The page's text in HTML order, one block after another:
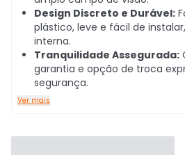
Design Discreto e Durável:
plástico, leve e fácil de
interna.
Tranquilidade Assegurada:
garantia e opção de troca
segurança.
Ver mais